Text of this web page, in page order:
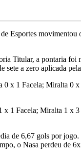
Titular, a pontaria
a zero aplicada
x 1 Facela; Miralta
1 Facela; Miralta 1 x
de 6,67 gols por
o Nasa perdeu de